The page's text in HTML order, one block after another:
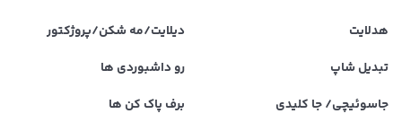
هدلایت
دیلایت/مه شکن/پروژکتور
تبدیل شاپ
رو داشبوردی ها
جاسوئیچی/ جا کلیدی
برف پاک کن ها